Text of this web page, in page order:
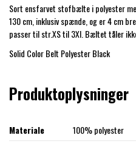
Sort ensfarvet stofbælte i polyester
130 cm, inklusiv spænde, og er 4 cm
passer til str.XS til 3Xl. Bæltet tåler
Solid Color Belt Polyester Black
Produktoplysninger
Materiale 100% polyester